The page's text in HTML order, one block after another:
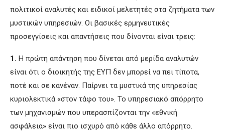
πολιτικοί αναλυτές και ειδικοί μελετητές στα ζητήματα των
μυστικών υπηρεσιών. Οι βασικές ερμηνευτικές
προσεγγίσεις και απαντήσεις που δίνονται είναι τρεις:
1. Η πρώτη απάντηση που δίνεται από μερίδα αναλυτών
είναι ότι ο διοικητής της ΕΥΠ δεν μπορεί να πει τίποτα,
ποτέ και σε κανέναν. Παίρνει τα μυστικά της υπηρεσίας
κυριολεκτικά «στον τάφο του». Το υπηρεσιακό απόρρητο
των μηχανισμών που υπερασπίζονται την «εθνική
ασφάλεια» είναι πιο ισχυρό από κάθε άλλο απόρρητο.